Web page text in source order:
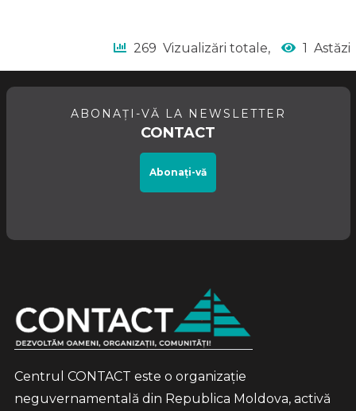
269 Vizualizări totale, 1 Astăzi
ABONAȚI-VĂ LA NEWSLETTER
CONTACT
Abonați-vă
Centrul CONTACT este o organizație
neguvernamentală din Republica Moldova, activă